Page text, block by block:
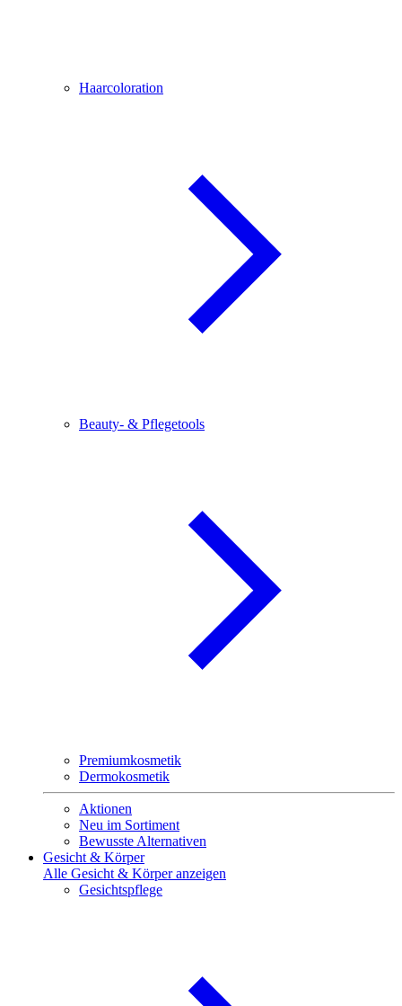
Haarcoloration
Beauty- & Pflegetools
Premiumkosmetik
Dermokosmetik
Aktionen
Neu im Sortiment
Bewusste Alternativen
Gesicht & Körper
Alle Gesicht & Körper anzeigen
Gesichtspflege